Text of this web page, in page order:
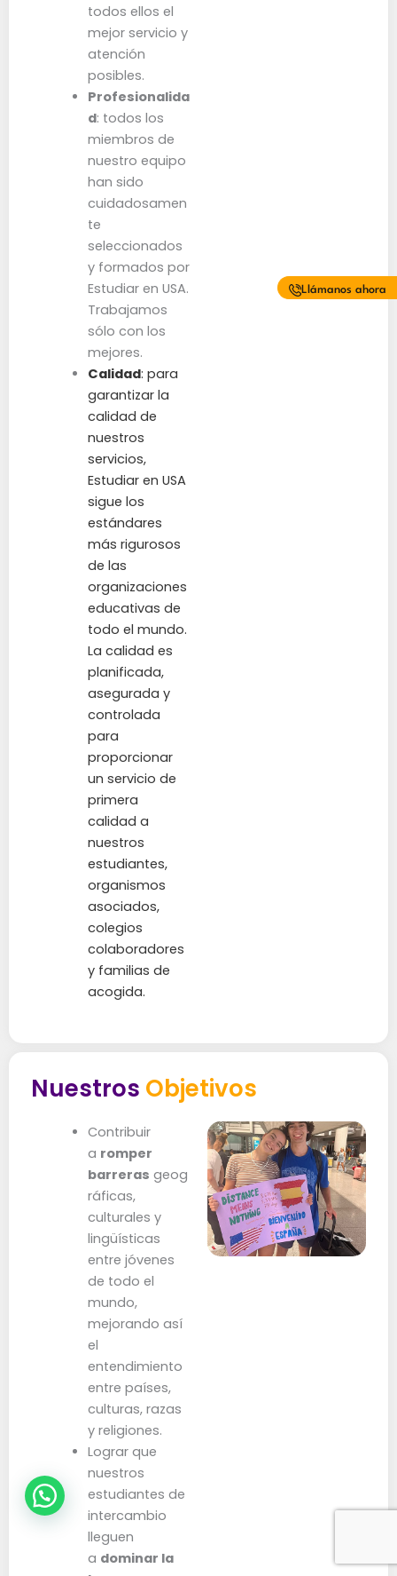
todos ellos el
mejor servicio y
atención
posibles.
Profesionalida
d: todos los
miembros de
nuestro equipo
han sido
cuidadosamen
te
seleccionados
y formados por
Estudiar en USA.
Trabajamos
sólo con los
mejores.
Calidad: para
garantizar la
calidad de
nuestros
servicios,
Estudiar en USA
sigue los
estándares
más rigurosos
de las
organizaciones
educativas de
todo el mundo.
La calidad es
planificada,
asegurada y
controlada
para
proporcionar
un servicio de
primera
calidad a
nuestros
estudiantes,
organismos
asociados,
colegios
colaboradores
y familias de
acogida.
Nuestros Objetivos
Contribuir
a romper
barreras geog
ráficas,
culturales y
lingüísticas
entre jóvenes
de todo el
mundo,
mejorando así
el
entendimiento
entre países,
culturas, razas
y religiones.
Lograr que
nuestros
estudiantes de
intercambio
lleguen
a dominar la
Llámanos ahora